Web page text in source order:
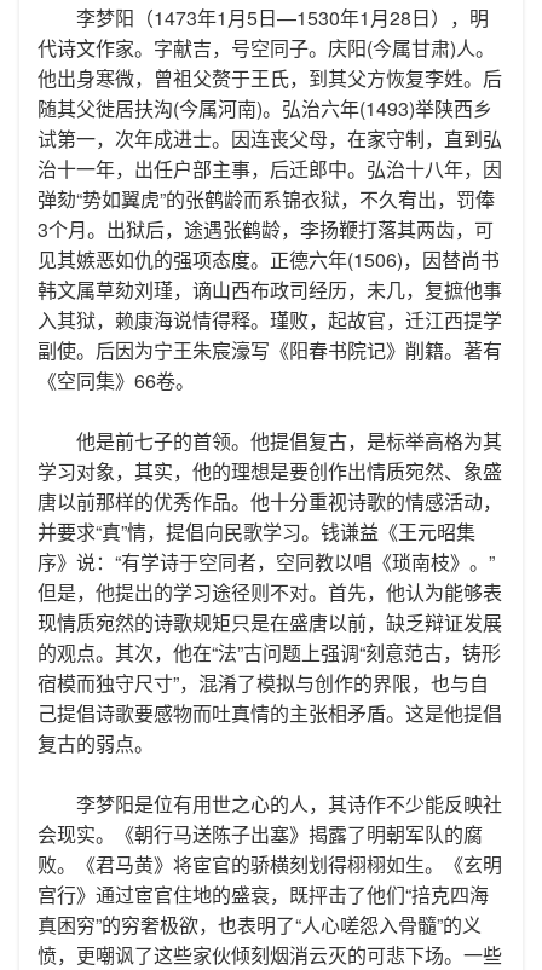
李梦阳（1473年1月5日—1530年1月28日），明
代诗文作家。字献吉，号空同子。庆阳(今属甘肃)人。
他出身寒微，曾祖父赘于王氏，到其父方恢复李姓。后
随其父徙居扶沟(今属河南)。弘治六年(1493)举陕西乡
试第一，次年成进士。因连丧父母，在家守制，直到弘
治十一年，出任户部主事，后迁郎中。弘治十八年，因
弹劾“势如翼虎”的张鹤龄而系锦衣狱，不久宥出，罚俸
3个月。出狱后，途遇张鹤龄，李扬鞭打落其两齿，可
见其嫉恶如仇的强项态度。正德六年(1506)，因替尚书
韩文属草劾刘瑾，谪山西布政司经历，未几，复摭他事
入其狱，赖康海说情得释。瑾败，起故官，迁江西提学
副使。后因为宁王朱宸濠写《阳春书院记》削籍。著有
《空同集》66卷。
他是前七子的首领。他提倡复古，是标举高格为其
学习对象，其实，他的理想是要创作出情质宛然、象盛
唐以前那样的优秀作品。他十分重视诗歌的情感活动，
并要求“真”情，提倡向民歌学习。钱谦益《王元昭集
序》说：“有学诗于空同者，空同教以唱《琐南枝》。”
但是，他提出的学习途径则不对。首先，他认为能够表
现情质宛然的诗歌规矩只是在盛唐以前，缺乏辩证发展
的观点。其次，他在“法”古问题上强调“刻意范古，铸形
宿模而独守尺寸”，混淆了模拟与创作的界限，也与自
己提倡诗歌要感物而吐真情的主张相矛盾。这是他提倡
复古的弱点。
李梦阳是位有用世之心的人，其诗作不少能反映社
会现实。《朝行马送陈子出塞》揭露了明朝军队的腐
败。《君马黄》将宦官的骄横刻划得栩栩如生。《玄明
宫行》通过宦官住地的盛衰，既抨击了他们“掊克四海
真困穷”的穷奢极欲，也表明了“人心嗟怨入骨髓”的义
愤，更嘲讽了这些家伙倾刻烟消云灭的可悲下场。一些